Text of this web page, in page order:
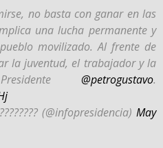
no basta con ganar en las
una lucha permanente y
movilizado. Al frente de
la juventud, el trabajador y la
@petrogustavo.
(@infopresidencia) May